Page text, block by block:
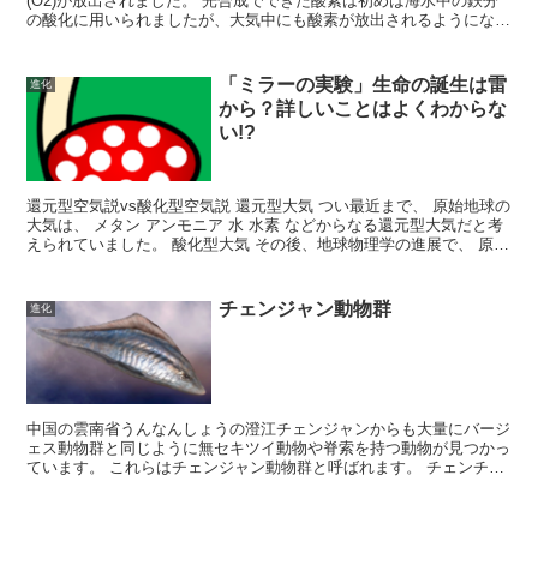
の酸化に用いられましたが、大気中にも酸素が放出されるようになり
進化
「ミラーの実験」生命の誕生は雷
から？詳しいことはよくわからな
い!?
還元型空気説vs酸化型空気説 還元型大気 つい最近まで、 原始地球の
大気は、 メタン アンモニア 水 水素 などからなる還元型大気だと考
えられていました。 酸化型大気 その後、地球物理学の進展で、 原始
進化 チェンジャン動物群
中国の雲南省うんなんしょうの澄江チェンジャンからも大量にバージ
ェス動物群と同じように無セキツイ動物や脊索を持つ動物が見つかっ
ています。 これらはチェンジャン動物群と呼ばれます。 チェンチャ